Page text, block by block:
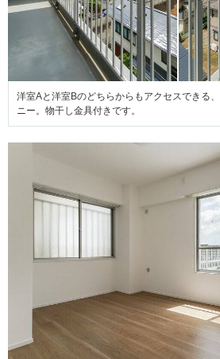
洋室Aと洋室Bのどちらからもアクセスできる
ニー。物干し金具付きです。